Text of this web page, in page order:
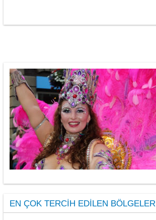
EN ÇOK TERCIH EDILEN BÖLGELER